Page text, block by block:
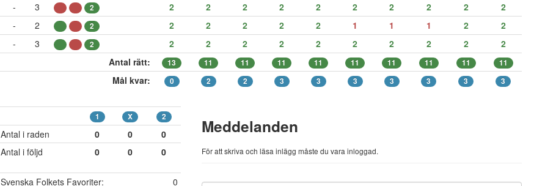
- 3 2 2 2 2 2 2 2 2 2 2
2
- 2 2 2 2 2 2 2 1 1 1 2
2
- 3 2 2 2 2 2 2 2 2 2 2
2
Antal rätt:
13 11 11 11 11 11 11 11 11 11
Mål kvar: 0 2 2 3 3 3 3 3 3 3
1 X 2
Antal i raden 0 0
0
Antal i följd
0 0 0
Svenska Folkets Favoriter:
0
Meddelanden
För att skriva och läsa inlägg måste du vara inloggad.